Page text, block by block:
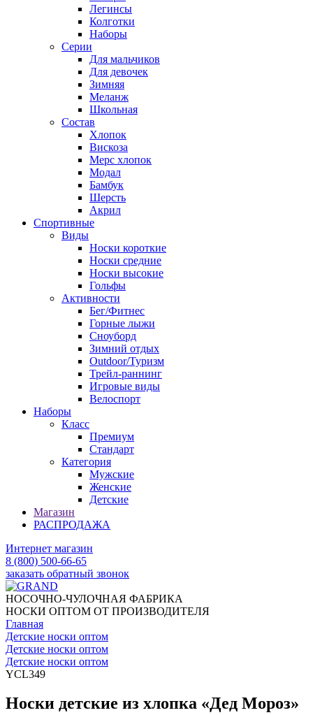
Легинсы
Колготки
Наборы
Серии
Для мальчиков
Для девочек
Зимняя
Меланж
Школьная
Состав
Хлопок
Вискоза
Мерс хлопок
Модал
Бамбук
Шерсть
Акрил
Спортивные
Виды
Носки короткие
Носки средние
Носки высокие
Гольфы
Активности
Бег/Фитнес
Горные лыжи
Сноуборд
Зимний отдых
Outdoor/Туризм
Трейл-раннинг
Игровые виды
Велоспорт
Наборы
Класс
Премиум
Стандарт
Категория
Мужские
Женские
Детские
Магазин
РАСПРОДАЖА
Интернет магазин
8 (800) 500-66-65
заказать обратный звонок
НОСОЧНО-ЧУЛОЧНАЯ ФАБРИКА
НОСКИ ОПТОМ ОТ ПРОИЗВОДИТЕЛЯ
Главная
Детские носки оптом
Детские носки оптом
Детские носки оптом
YCL349
Носки детские из хлопка «Дед Мороз»